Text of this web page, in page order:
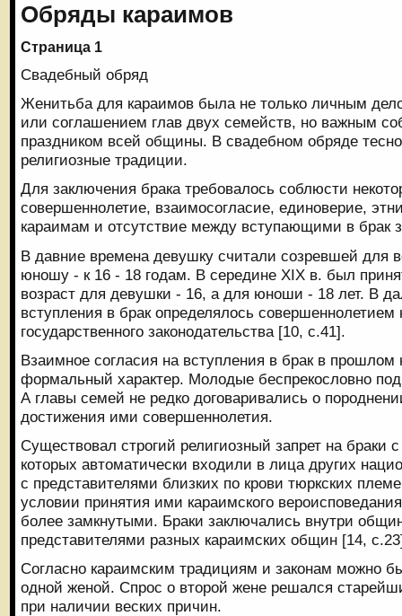
Обряды караимов
Страница 1
Свадебный обряд
Женитьба для караимов была не только личным
или соглашением глав двух семейств, но важным
праздником всей общины. В свадебном обряде
религиозные традиции.
Для заключения брака требовалось соблюсти
совершеннолетие, взаимосогласие, единоверие,
караимам и отсутствие между вступающими в брак
В давние времена девушку считали созревшей для
юношу - к 16 - 18 годам. В середине XIX в. был
возраст для девушки - 16, а для юноши - 18 лет. В
вступления в брак определялось совершеннолетием
государственного законодательства [10, с.41].
Взаимное согласия на вступления в брак в прошлом
формальный характер. Молодые беспрекословно
А главы семей не редко договаривались о
достижения ими совершеннолетия.
Существовал строгий религиозный запрет на браки
которых автоматически входили в лица других
с представителями близких по крови тюркских
условии принятия ими караимского
более замкнутыми. Браки заключались внутри
представителями разных караимских общин [14,
Согласно караимским традициям и законам можно
одной женой. Спрос о второй жене решался
при наличии веских причин.